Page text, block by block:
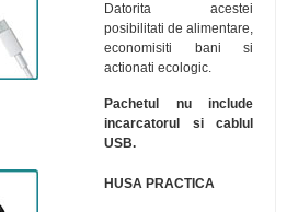
Datorita acestei
posibilitati de alimentare,
economisiti bani si
actionati ecologic.
Pachetul nu include
incarcatorul si cablul
USB.
HUSA PRACTICA